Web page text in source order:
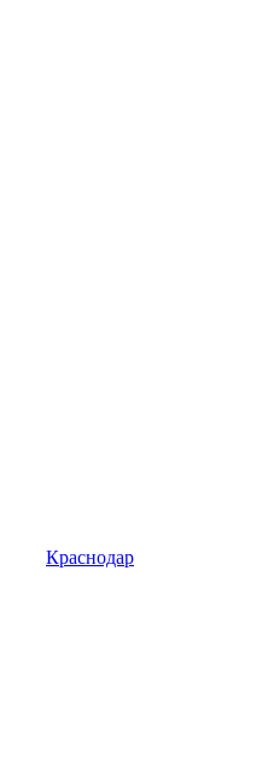
Краснодар